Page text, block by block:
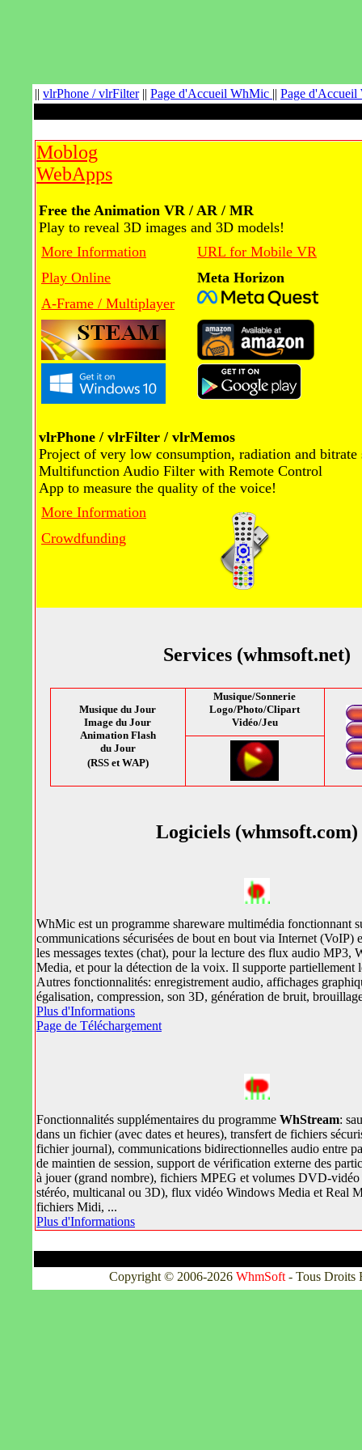
|| vlrPhone / vlrFilter|| Page d'Accueil WhMic || Page d'Accueil
Moblog
WebApps
Free the Animation VR / AR / MR
Play to reveal 3D images and 3D models!
More Information
Play Online
A-Frame / Multiplayer
URL for Mobile VR
Meta Horizon
vlrPhone / vlrFilter / vlrMemos
Project of very low consumption, radiation and bitrate
Multifunction Audio Filter with Remote Control
App to measure the quality of the voice!
More Information
Crowdfunding
Services (whmsoft.net)
Musique du Jour
Image du Jour
Animation Flash
du Jour
(RSS et WAP)
Musique/Sonnerie
Logo/Photo/Clipart
Vidéo/Jeu
Logiciels (whmsoft.com)
WhMic est un programme shareware multimédia fonctionnant
communications sécurisées de bout en bout via Internet (VoIP)
les messages textes (chat), pour la lecture des flux audio MP3,
Media, et pour la détection de la voix. Il supporte
Autres fonctionnalités: enregistrement audio, affichages
égalisation, compression, son 3D, génération de bruit,
Plus d'Informations
Page de Téléchargement
Fonctionnalités supplémentaires du programme WhStream:
dans un fichier (avec dates et heures), transfert de fichiers
fichier journal), communications bidirectionnelles audio entre
de maintien de session, support de vérification externe des
à jouer (grand nombre), fichiers MPEG et volumes DVD-vidéo
stéréo, multicanal ou 3D), flux vidéo Windows Media et Real
fichiers Midi, ...
Plus d'Informations
Copyright © 2006-2026 WhmSoft - Tous Droits